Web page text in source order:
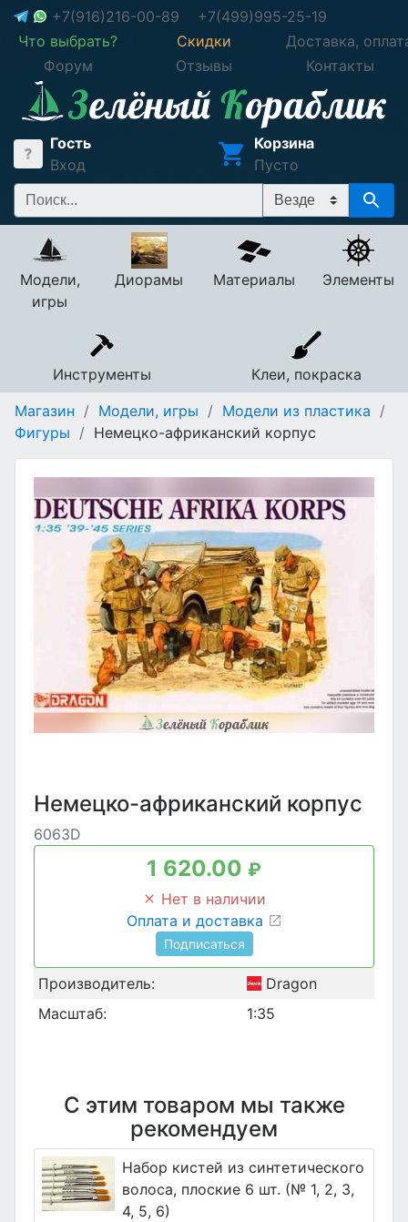
+7(916)216-00-89
+7(499)995-25-19
Что выбрать?
Скидки
Доставка,
Форум
Отзывы Контакты
Гость
Вход
Корзина
Пусто
Модели,
игры
Диорамы Материалы Элементы
Инструменты
Клеи, покраска
Магазин / Модели, игры / Модели из пластика /
Фигуры / Немецко-африканский корпус
Немецко-африканский корпус
6063D
1 620.00 ₽
Нет в наличии
Оплата и доставка
Подписаться
Производитель:
Dragon
Масштаб:
1:35
С этим товаром мы также
рекомендуем
Набор кистей из синтетического
волоса, плоские 6 шт. (№ 1, 2, 3,
4, 5, 6)